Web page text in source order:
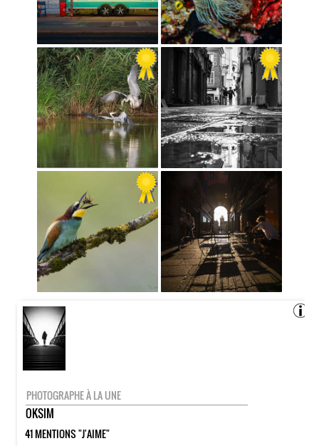
PHOTOGRAPHE À LA UNE
OKSIM
41 MENTIONS "J'AIME"